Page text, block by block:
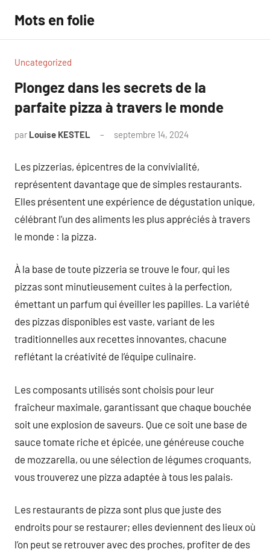
contenu
Mots en folie
Uncategorized
Plongez dans les secrets de la
parfaite pizza à travers le monde
par Louise KESTEL septembre 14, 2024
Les pizzerias, épicentres de la convivialité,
représentent davantage que de simples restaurants.
Elles présentent une expérience de dégustation unique,
célébrant l’un des aliments les plus appréciés à travers
le monde : la pizza.
À la base de toute pizzeria se trouve le four, qui les
pizzas sont minutieusement cuites à la perfection,
émettant un parfum qui éveiller les papilles. La variété
des pizzas disponibles est vaste, variant de les
traditionnelles aux recettes innovantes, chacune
reflétant la créativité de l’équipe culinaire.
Les composants utilisés sont choisis pour leur
fraîcheur maximale, garantissant que chaque bouchée
soit une explosion de saveurs. Que ce soit une base de
sauce tomate riche et épicée, une généreuse couche
de mozzarella, ou une sélection de légumes croquants,
vous trouverez une pizza adaptée à tous les palais.
Les restaurants de pizza sont plus que juste des
endroits pour se restaurer; elles deviennent des lieux où
l’on peut se retrouver avec des proches, profiter de des